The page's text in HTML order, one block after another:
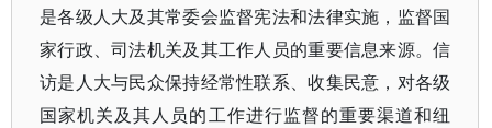
是各级人大及其常委会监督宪法和法律实施，监督国
家行政、司法机关及其工作人员的重要信息来源。信
访是人大与民众保持经常性联系、收集民意，对各级
国家机关及其人员的工作进行监督的重要渠道和纽